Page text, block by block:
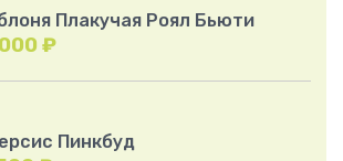
Плакучая Роял Бьюти
₽
Пинкбуд